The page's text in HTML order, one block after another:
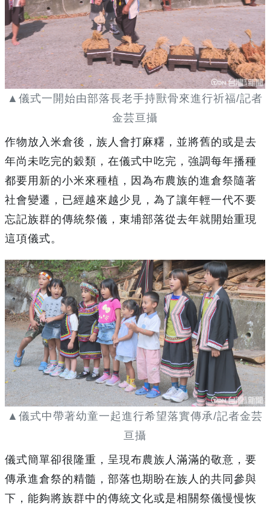
▲儀式一開始由部落長老手持獸骨來進行祈福/記者
金芸亘攝
作物放入米倉後，族人會打麻糬，並將舊的或是去
年尚未吃完的穀類，在儀式中吃完，強調每年播種
都要用新的小米來種植，因為布農族的進倉祭隨著
社會變遷，已經越來越少見，為了讓年輕一代不要
忘記族群的傳統祭儀，東埔部落從去年就開始重現
這項儀式。
▲儀式中帶著幼童一起進行希望落實傳承/記者金芸
亘攝
儀式簡單卻很隆重，呈現布農族人滿滿的敬意，要
傳承進倉祭的精髓，部落也期盼在族人的共同參與
下，能夠將族群中的傳統文化或是相關祭儀慢慢恢